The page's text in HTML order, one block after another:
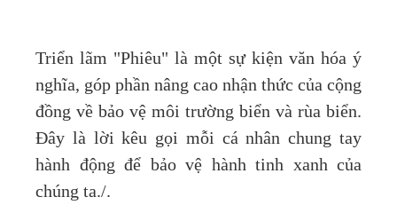
Triển lãm "Phiêu" là một sự kiện văn hóa ý
nghĩa, góp phần nâng cao nhận thức của cộng
đồng về bảo vệ môi trường biển và rùa biển.
Đây là lời kêu gọi mỗi cá nhân chung tay
hành động để bảo vệ hành tinh xanh của
chúng ta./.